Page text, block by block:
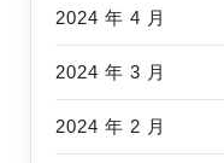
2024 年 4 月
2024 年 3 月
2024 年 2 月